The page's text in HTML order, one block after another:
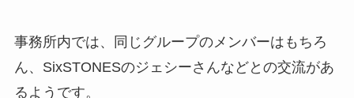
は？青はだれ？人気順やメンバー
の脱退・やらかしも調査
事務所内では、同じグループのメンバーはもちろ
ん、SixSTONESのジェシーさんなどとの交流があ
るようです。